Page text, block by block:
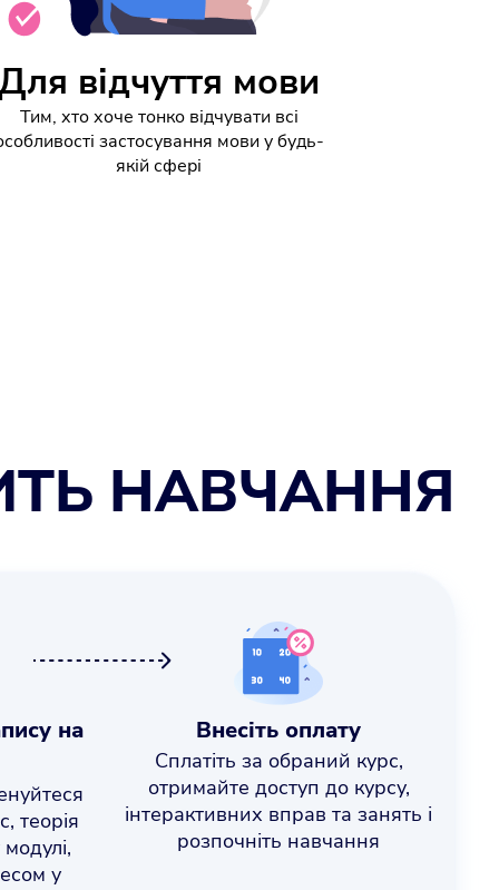
відчуття мови
Тим, хто хоче тонко відчувати всі
застосування мови у будь-
якій сфері
НАВЧАННЯ
на
теорія
у
Внесіть оплату
Сплатіть за обраний курс,
отримайте доступ до курсу,
інтерактивних вправ та занять і
розпочніть навчання